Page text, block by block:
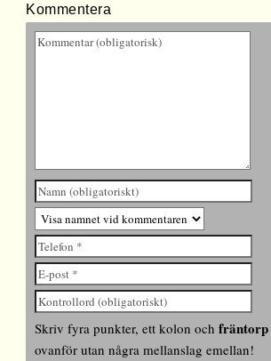
Kommentera
Skriv fyra punkter, ett kolon ochfräntorp
ovanför utan några mellanslag emellan!